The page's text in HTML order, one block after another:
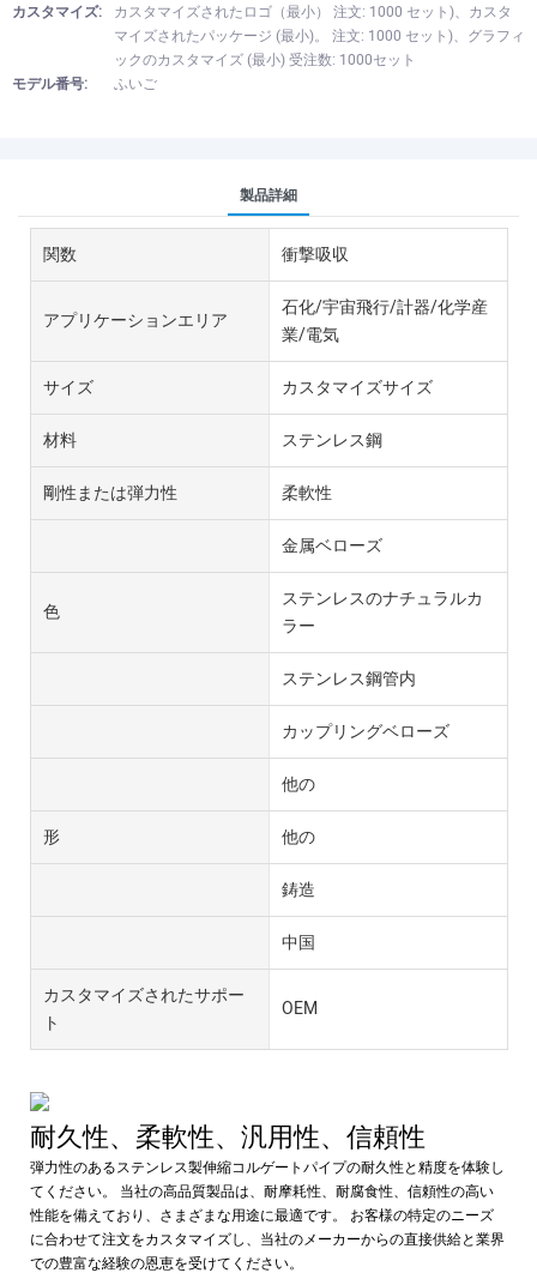
カスタマイズ:
カスタマイズされたロゴ（最小） 注文: 1000 セット)、カスタ
マイズされたパッケージ (最小)。 注文: 1000 セット)、グラフィ
ックのカスタマイズ (最小) 受注数: 1000セット
モデル番号:
ふいご
製品詳細
関数 衝撃吸収
アプリケーションエリア
石化/宇宙飛行/計器/化学産
業/電気
サイズ カスタマイズサイズ
材料 ステンレス鋼
剛性または弾力性 柔軟性
金属ベローズ
色
ステンレスのナチュラルカ
ラー
ステンレス鋼管内
カップリングベローズ
他の
形 他の
鋳造
中国
カスタマイズされたサポー
ト
OEM
耐久性、柔軟性、汎用性、信頼性
弾力性のあるステンレス製伸縮コルゲートパイプの耐久性と精度を体験し
てください。 当社の高品質製品は、耐摩耗性、耐腐食性、信頼性の高い
性能を備えており、さまざまな用途に最適です。 お客様の特定のニーズ
に合わせて注文をカスタマイズし、当社のメーカーからの直接供給と業界
での豊富な経験の恩恵を受けてください。